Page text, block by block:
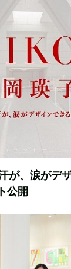
が、涙がデ
公開